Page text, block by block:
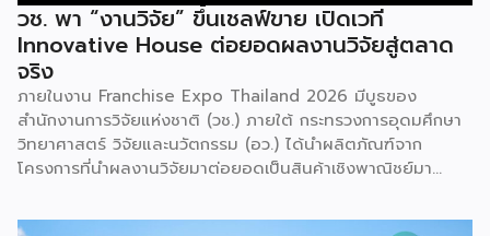
วช. พา “งานวิจัย” ขึ้นเชลฟ์ขาย เปิดเวที
Innovative House ต่อยอดผลงานวิจัยสู่ตลาด
จริง
ภายในงาน Franchise Expo Thailand 2026 มีบูธของ
สำนักงานการวิจัยแห่งชาติ (วช.) ภายใต้ กระทรวงการอุดมศึกษา
วิทยาศาสตร์ วิจัยและนวัตกรรม (อว.) ได้นำผลิตภัณฑ์จาก
โครงการที่นำผลงานวิจัยมาต่อยอดเป็นสินค้าเชิงพาณิชย์มา
มีภารกิจหลัก คือการให้ทุนวิจัย ดูแลเรื่องการวิจัยในภาพรวม รวม